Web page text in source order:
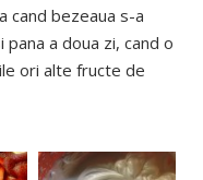
cand bezeaua s-a
a doua zi, cand o
ori alte fructe de